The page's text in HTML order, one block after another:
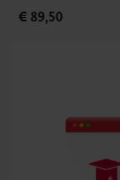
€ 89,50